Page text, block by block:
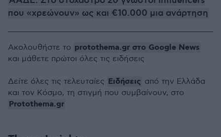
που «χρεώνουν» ως και €10.000 μια ανάρτηση
Ακολουθήστε το protothema.gr στο Google News
και μάθετε πρώτοι όλες τις ειδήσεις
Δείτε όλες τις τελευταίες Ειδήσεις από την Ελλάδα
και τον Κόσμο, τη στιγμή που συμβαίνουν, στο
Protothema.gr